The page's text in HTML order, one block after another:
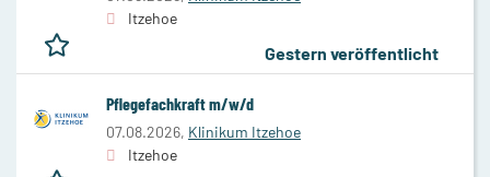
Itzehoe
Gestern veröffentlicht
Pflegefachkraft m/w/d
07.08.2026, Klinikum Itzehoe
Itzehoe